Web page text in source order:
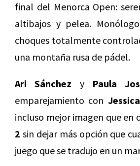
final del Menorca Open:
altibajos y pelea.
choques totalmente
una montaña rusa de pádel.
Ari Sánchez y Paula
emparejamiento con
incluso mejor imagen que en
2 sin dejar más opción que
juego que se tradujo en un